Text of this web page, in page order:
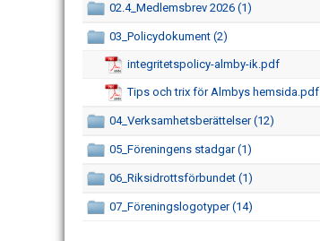
02.4_Medlemsbrev 2026 (1)
03_Policydokument (2)
integritetspolicy-almby-ik.pdf
Tips och trix för Almbys hemsida.pdf
04_Verksamhetsberättelser (12)
05_Föreningens stadgar (1)
06_Riksidrottsförbundet (1)
07_Föreningslogotyper (14)